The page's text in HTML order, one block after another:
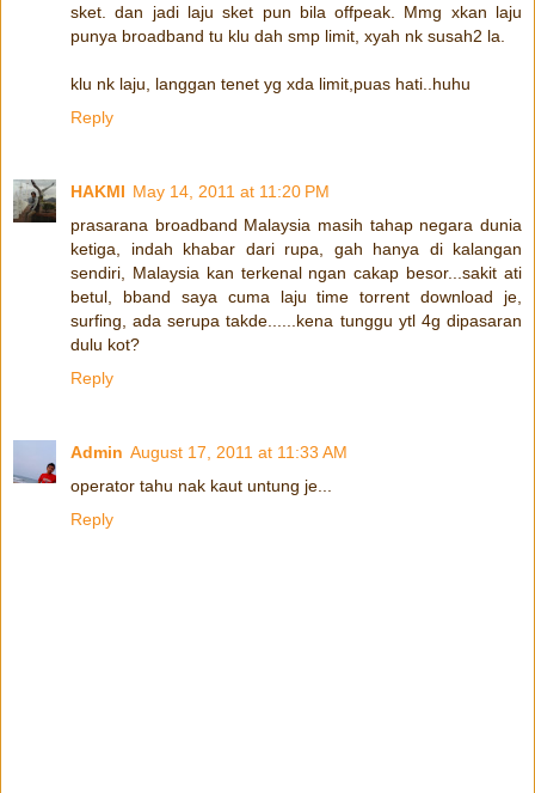
sket. dan jadi laju sket pun bila offpeak. Mmg xkan laju
punya broadband tu klu dah smp limit, xyah nk susah2 la.
klu nk laju, langgan tenet yg xda limit,puas hati..huhu
Reply
HAKMI May 14, 2011 at 11:20 PM
prasarana broadband Malaysia masih tahap negara dunia
ketiga, indah khabar dari rupa, gah hanya di kalangan
sendiri, Malaysia kan terkenal ngan cakap besor...sakit ati
betul, bband saya cuma laju time torrent download je,
surfing, ada serupa takde......kena tunggu ytl 4g dipasaran
dulu kot?
Reply
Admin August 17, 2011 at 11:33 AM
operator tahu nak kaut untung je...
Reply